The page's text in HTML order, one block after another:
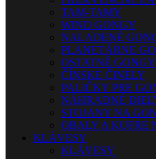
TAM-TAMY
WIND GONGY
NALADENÉ
PLANETÁRNE
OSTATNÉ GONGY
ČÍNSKE ČINELY
PALIČKY PRE
NÁHRADNÉ
STOJANY NA
OBALY A KUFRE
KLÁVESY
KLÁVESY